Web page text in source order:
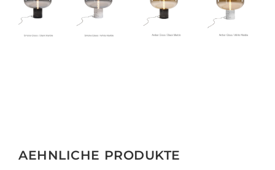
AEHNLICHE PRODUKTE